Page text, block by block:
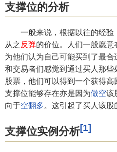
支撑位的分析
一般来说，根据以往的经验
从之 反弹的价位。人们一般愿意
为他们认为自己可能买到了最合
和交易者们感觉到通过买人那
股票，他们可以得到一个获得高
支撑位能够存在亦是因为做空该
向于空翻多。这引起了买人该股
支撑位实例分析[1]